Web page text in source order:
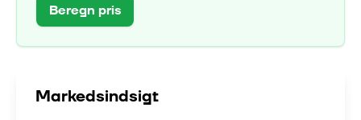
Beregn pris
Markedsindsigt